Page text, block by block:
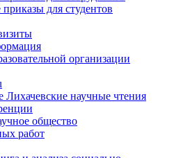
для студентов
организации
научные чтения
общество
работ